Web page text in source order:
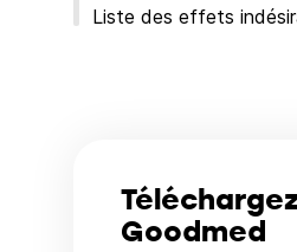
Liste des effets
Goodmed